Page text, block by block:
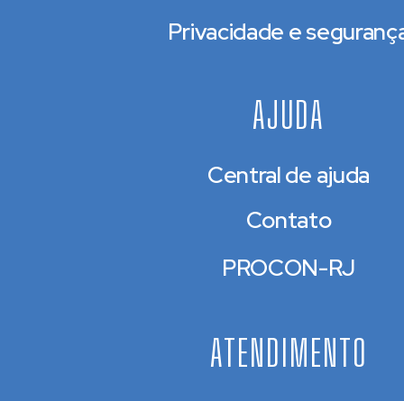
Privacidade e
AJUDA
Central de ajuda
Contato
PROCON-RJ
ATENDIMENTO